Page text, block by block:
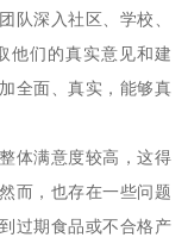
队深入社区、学校、
他们的真实意见和建
全面、真实，能够真
体满意度较高，这得
而，也存在一些问题
过期食品或不合格产